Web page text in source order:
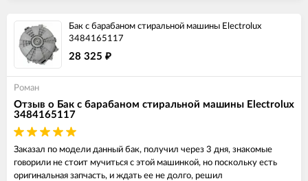
Бак с барабаном стиральной машины Electrolux
3484165117
28 325 ₽
Роман
Отзыв о Бак с барабаном стиральной машины Electrolux
3484165117
Заказал по модели данный бак, получил через 3 дня, знакомые
говорили не стоит мучиться с этой машинкой, но поскольку есть
оригинальная запчасть, и ждать ее не долго, решил